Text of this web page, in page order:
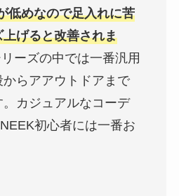
低めなので足入れに苦
げると改善されま
ーズの中では一番汎用
らアアウトドアまで
カジュアルなコーデ
初心者には一番お